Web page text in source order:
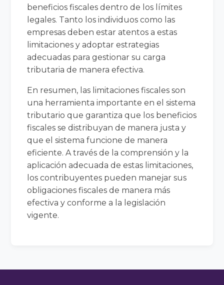
beneficios fiscales dentro de los límites
legales. Tanto los individuos como las
empresas deben estar atentos a estas
limitaciones y adoptar estrategias
adecuadas para gestionar su carga
tributaria de manera efectiva.
En resumen, las limitaciones fiscales son
una herramienta importante en el sistema
tributario que garantiza que los beneficios
fiscales se distribuyan de manera justa y
que el sistema funcione de manera
eficiente. A través de la comprensión y la
aplicación adecuada de estas limitaciones,
los contribuyentes pueden manejar sus
obligaciones fiscales de manera más
efectiva y conforme a la legislación
vigente.